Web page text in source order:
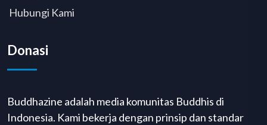
Hubungi Kami
Donasi
Buddhazine adalah media komunitas Buddhis di
Indonesia. Kami bekerja dengan prinsip dan standar